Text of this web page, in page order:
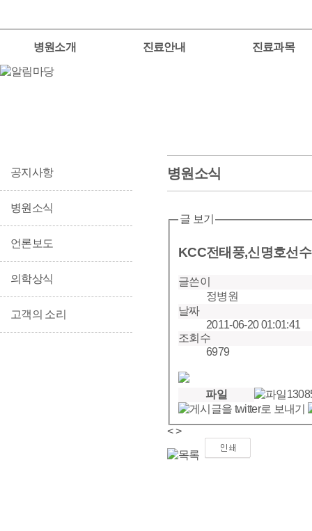
병원소개 진료안내 진료과목
공지사항
병원소식
언론보도
의학상식
고객의 소리
병원소식
글 보기
KCC전태풍,신명호선
글쓴이
정병원
날짜
2011-06-20 01:01:41
조회수
6979
파일
< >